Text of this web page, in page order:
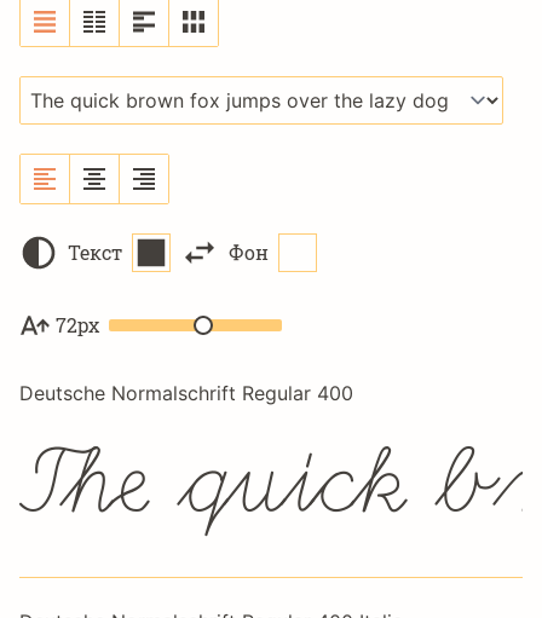
Текст Фон
72px
Deutsche Normalschrift Regular 400
The quick